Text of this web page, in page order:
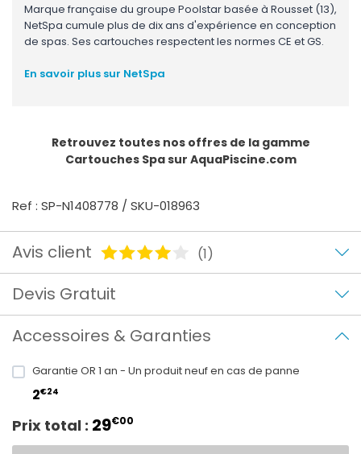
Marque française du groupe Poolstar basée à Rousset (13),
NetSpa cumule plus de dix ans d'expérience en conception
de spas. Ses cartouches respectent les normes CE et GS.
En savoir plus sur NetSpa
Retrouvez toutes nos offres de la gamme
Cartouches Spasur AquaPiscine.com
Ref : SP-N1408778 / SKU-018963
Avis client (1)
Devis Gratuit
Accessoires & Garanties
Garantie OR 1 an - Un produit neuf en cas de panne
2€24
Prix total : 29€00